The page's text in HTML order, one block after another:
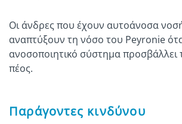
Οι άνδρες που έχουν αυτοάνοσα
αναπτύξουν τη νόσο του Peyronie
ανοσοποιητικό σύστημα προσβάλλει
πέος.
Παράγοντες κινδύνου